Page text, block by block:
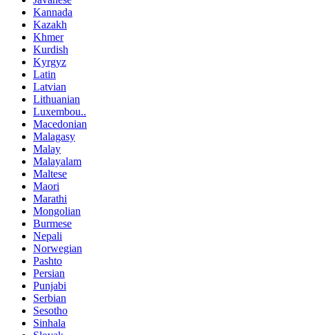
Kannada
Kazakh
Khmer
Kurdish
Kyrgyz
Latin
Latvian
Lithuanian
Luxembou..
Macedonian
Malagasy
Malay
Malayalam
Maltese
Maori
Marathi
Mongolian
Burmese
Nepali
Norwegian
Pashto
Persian
Punjabi
Serbian
Sesotho
Sinhala